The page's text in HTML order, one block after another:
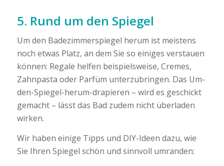
5. Rund um den Spiegel
Um den Badezimmerspiegel herum ist meistens
noch etwas Platz, an dem Sie so einiges verstauen
können: Regale helfen beispielsweise, Cremes,
Zahnpasta oder Parfüm unterzubringen. Das Um-
den-Spiegel-herum-drapieren – wird es geschickt
gemacht – lässt das Bad zudem nicht überladen
wirken.
Wir haben einige Tipps und DIY-Ideen dazu, wie
Sie Ihren Spiegel schön und sinnvoll umranden: